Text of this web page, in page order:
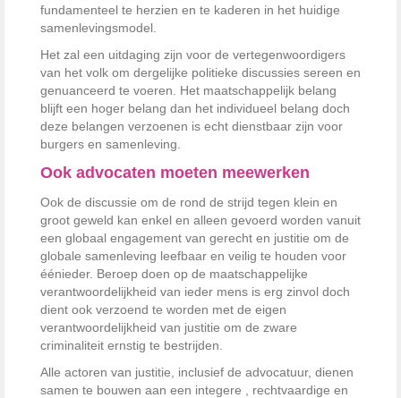
fundamenteel te herzien en te kaderen in het huidige
samenlevingsmodel.
Het zal een uitdaging zijn voor de vertegenwoordigers
van het volk om dergelijke politieke discussies sereen en
genuanceerd te voeren. Het maatschappelijk belang
blijft een hoger belang dan het individueel belang doch
deze belangen verzoenen is echt dienstbaar zijn voor
burgers en samenleving.
Ook advocaten moeten meewerken
Ook de discussie om de rond de strijd tegen klein en
groot geweld kan enkel en alleen gevoerd worden vanuit
een globaal engagement van gerecht en justitie om de
globale samenleving leefbaar en veilig te houden voor
éénieder. Beroep doen op de maatschappelijke
verantwoordelijkheid van ieder mens is erg zinvol doch
dient ook verzoend te worden met de eigen
verantwoordelijkheid van justitie om de zware
criminaliteit ernstig te bestrijden.
Alle actoren van justitie, inclusief de advocatuur, dienen
samen te bouwen aan een integere , rechtvaardige en